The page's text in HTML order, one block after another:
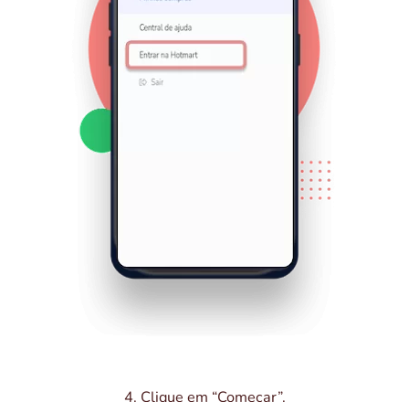
4. Clique em “Começar”.